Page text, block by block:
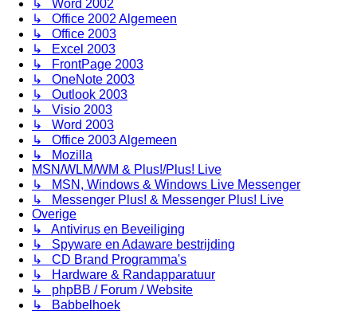
↳ Word 2002
↳ Office 2002 Algemeen
↳ Office 2003
↳ Excel 2003
↳ FrontPage 2003
↳ OneNote 2003
↳ Outlook 2003
↳ Visio 2003
↳ Word 2003
↳ Office 2003 Algemeen
↳ Mozilla
MSN/WLM/WM & Plus!/Plus! Live
↳ MSN, Windows & Windows Live Messenger
↳ Messenger Plus! & Messenger Plus! Live
Overige
↳ Antivirus en Beveiliging
↳ Spyware en Adaware bestrijding
↳ CD Brand Programma's
↳ Hardware & Randapparatuur
↳ phpBB / Forum / Website
↳ Babbelhoek